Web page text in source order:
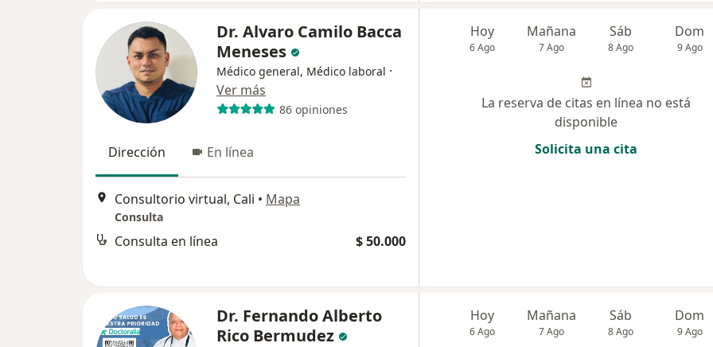
Dr. Alvaro Camilo Bacca
Meneses
Médico general, Médico laboral ·
Ver más
86 opiniones
Dirección En línea
Consultorio virtual, Cali • Mapa
Consulta
Consulta en línea $ 50.000
Hoy
6 Ago
Mañana
7 Ago
Sáb
8 Ago
Dom
9 Ago
La reserva de citas en línea no está
disponible
Solicita una cita
Dr. Fernando Alberto
Rico Bermudez
Hoy
6 Ago
Mañana
7 Ago
Sáb
8 Ago
Dom
9 Ago